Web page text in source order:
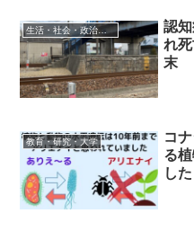
生活・社会・政治・経済
認
れ
末
教育・研究・大学
コ
る
した